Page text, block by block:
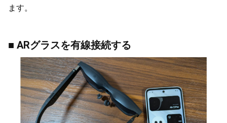
ます。
■ ARグラスを有線接続する